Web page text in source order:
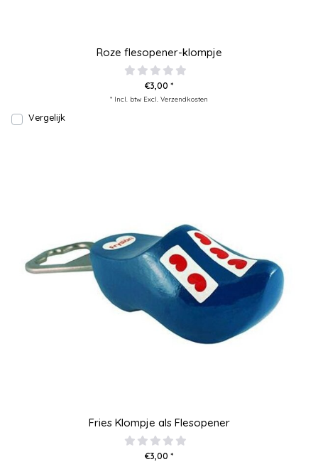
Roze flesopener-klompje
€3,00 *
* Incl. btw Excl. Verzendkosten
Vergelijk
Fries Klompje als Flesopener
€3,00 *